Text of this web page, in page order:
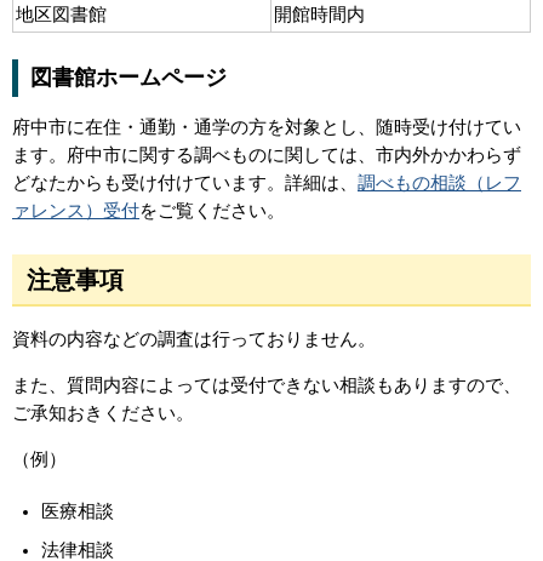
地区図書館 開館時間内
図書館ホームページ
府中市に在住・通勤・通学の方を対象とし、随時受け付けてい
ます。府中市に関する調べものに関しては、市内外かかわらず
どなたからも受け付けています。詳細は、 調べもの相談（レフ
ァレンス）受付をご覧ください。
注意事項
資料の内容などの調査は行っておりません。
また、質問内容によっては受付できない相談もありますので、
ご承知おきください。
（例）
医療相談
法律相談